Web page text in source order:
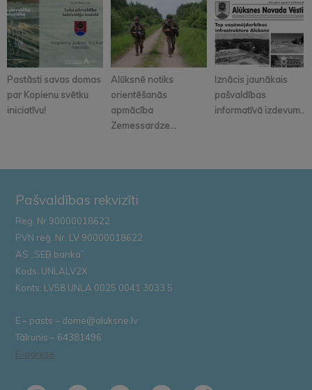
Pastāsti savas domas
par Kopienu svētku
iniciatīvu!
Alūksnē notiks
orientēšanās
apmācība
Zemessardze...
Iznācis jaunākais
pašvaldības
informatīvā izdevum...
Pašvaldības rekvizīti
Reģ. Nr.90000018622
PVN reģ. Nr. LV 90000018622
AS „SEB banka”
Kods: UNLALV2X
Konts: LV58 UNLA 0025 0041 3033 5
E – pasts – dome@aluksne.lv
Tālrunis – 64381496
E-adrese